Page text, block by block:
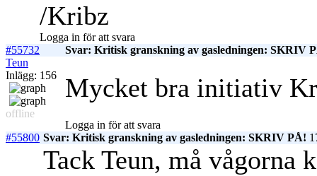
/Kribz
Logga in för att svara
#55732
Svar: Kritisk granskning av gasledningen: SKRIV
Teun
Inlägg: 156
offline
Mycket bra initiativ
Logga in för att svara
#55800 Svar: Kritisk granskning av gasledningen: SKRIV PÅ!
Tack Teun, må vågorna